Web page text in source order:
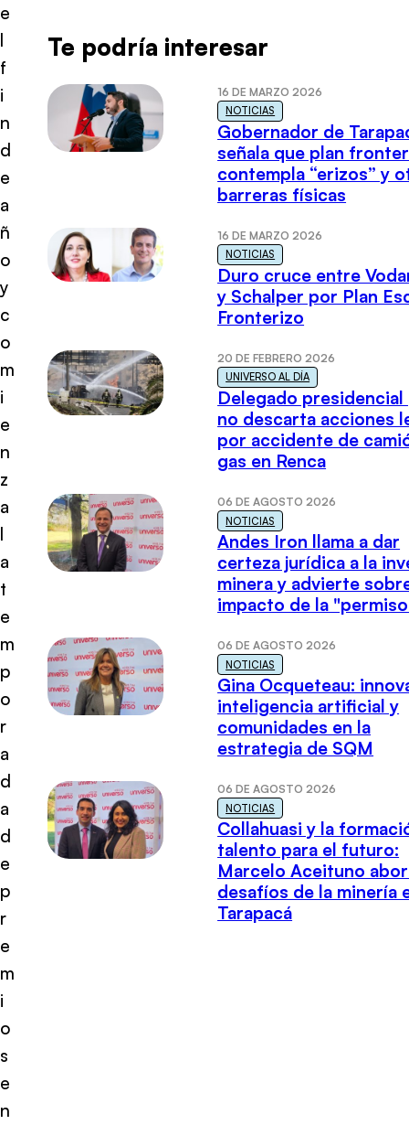
e
l
f
i
n
d
e
a
ñ
o
y
c
o
m
i
e
n
z
a
l
a
t
e
m
p
o
r
a
d
a
d
e
p
r
e
m
i
o
s
e
n
Te podría interesar
16 DE MARZO 2026
NOTICIAS
Gobernador de
señala que plan
contempla “erizos” y
barreras físicas
16 DE MARZO 2026
NOTICIAS
Duro cruce entre
y Schalper por Plan
Fronterizo
20 DE FEBRERO 2026
UNIVERSO AL DÍA
Delegado presidencial
no descarta acciones
por accidente de
gas en Renca
06 DE AGOSTO 2026
NOTICIAS
Andes Iron llama a dar
certeza jurídica a la
minera y advierte
impacto de la
06 DE AGOSTO 2026
NOTICIAS
Gina Ocqueteau:
inteligencia artificial y
comunidades en la
estrategia de SQM
06 DE AGOSTO 2026
NOTICIAS
Collahuasi y la
talento para el futuro:
Marcelo Aceituno
desafíos de la minería
Tarapacá